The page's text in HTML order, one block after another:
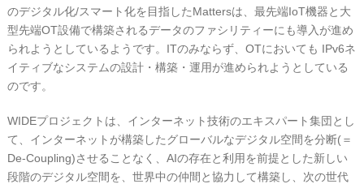
のデジタル化/スマート化を目指したMattersは、最先端IoT機器と大
型先端OT設備で構築されるデータのファシリティーにも導入が進め
られようとしているようです。ITのみならず、OTにおいても IPv6ネ
イティブなシステムの設計・構築・運用が進められようとしている
のです。
WIDEプロジェクトは、インターネット技術のエキスパート集団とし
て、インターネットが構築したグローバルなデジタル空間を分断(＝
De-Coupling)させることなく、AIの存在と利用を前提とした新しい
段階のデジタル空間を、世界中の仲間と協力して構築し、次の世代